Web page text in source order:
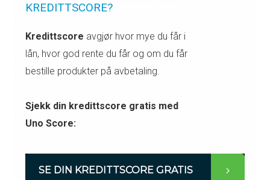
KREDITTSCORE?
Kredittscore avgjør hvor mye du får i
lån, hvor god rente du får og om du får
bestille produkter på avbetaling.
Sjekk din kredittscore gratis med
Uno Score:
SE DIN KREDITTSCORE GRATIS